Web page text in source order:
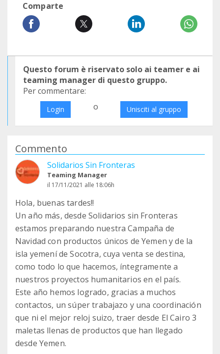
Comparte
Questo forum è riservato solo ai teamer e ai
teaming manager di questo gruppo.
Per commentare:
Login o Unisciti al gruppo
Commento
Solidarios Sin Fronteras
Teaming Manager
il 17/11/2021 alle 18:06h
Hola, buenas tardes!!
Un año más, desde Solidarios sin Fronteras
estamos preparando nuestra Campaña de
Navidad con productos únicos de Yemen y de la
isla yemení de Socotra, cuya venta se destina,
como todo lo que hacemos, íntegramente a
nuestros proyectos humanitarios en el país.
Este año hemos logrado, gracias a muchos
contactos, un súper trabajazo y una coordinación
que ni el mejor reloj suizo, traer desde El Cairo 3
maletas llenas de productos que han llegado
desde Yemen.